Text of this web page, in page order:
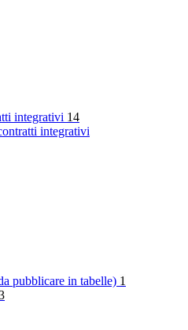
integrativi 14
integrativi
pubblicare in tabelle) 1